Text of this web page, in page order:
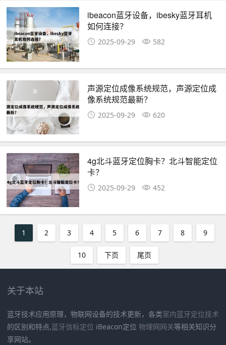
ibeacon蓝牙设备，ibesky蓝牙耳机
如何连接？
2025-09-29 582
声源定位成像系统规范，声源定位成
像系统规范最新？
2025-09-29 620
4g北斗蓝牙定位胸卡？北斗智能定位
卡？
2025-09-29 452
1 2 3 4 5 6 7 8 9
10 下页 尾页
关于本站
蓝牙技术应用原理，物联网设备的技术更新，各类室内蓝牙定位技术
的区别和特点,蓝牙信标定位 iBeacon定位 物理网网关等相关知识分
享网站。